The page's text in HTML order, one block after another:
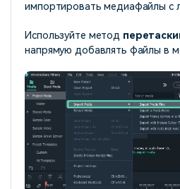
импортировать медиафайлы с
Используйте метод
напрямую добавлять файлы в